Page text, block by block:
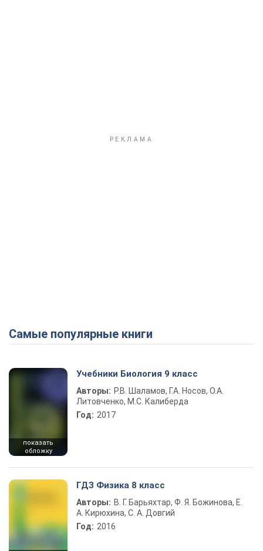
Самые популярные книги
показать
обложку
Учебники Биология 9 класс
Авторы: Р.В. Шаламов, Г.А. Носов, О.А.
Литовченко, М.С. Калиберда
Год: 2017
ГДЗ Физика 8 класс
Авторы: В. Г. Барьяхтар, Ф. Я. Божинова, Е.
А. Кирюхина, С. А. Довгий
Год: 2016